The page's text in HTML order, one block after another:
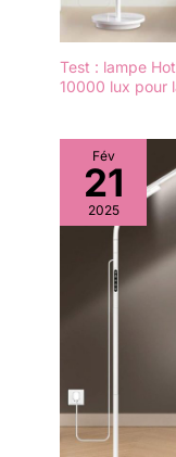
Test : lampe
10000 lux pour
Fév
21
2025